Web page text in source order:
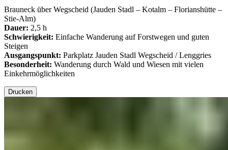
Brauneck über Wegscheid (Jauden Stadl – Kotalm – Florianshütte –
Stie-Alm)
Dauer: 2,5 h
Schwierigkeit: Einfache Wanderung auf Forstwegen und guten
Steigen
Ausgangspunkt: Parkplatz Jauden Stadl Wegscheid / Lenggries
Besonderheit: Wanderung durch Wald und Wiesen mit vielen
Einkehrmöglichkeiten
Drucken